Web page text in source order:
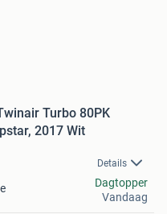
Turbo 80PK
2017 Wit
Details
Dagtopper
Vandaag